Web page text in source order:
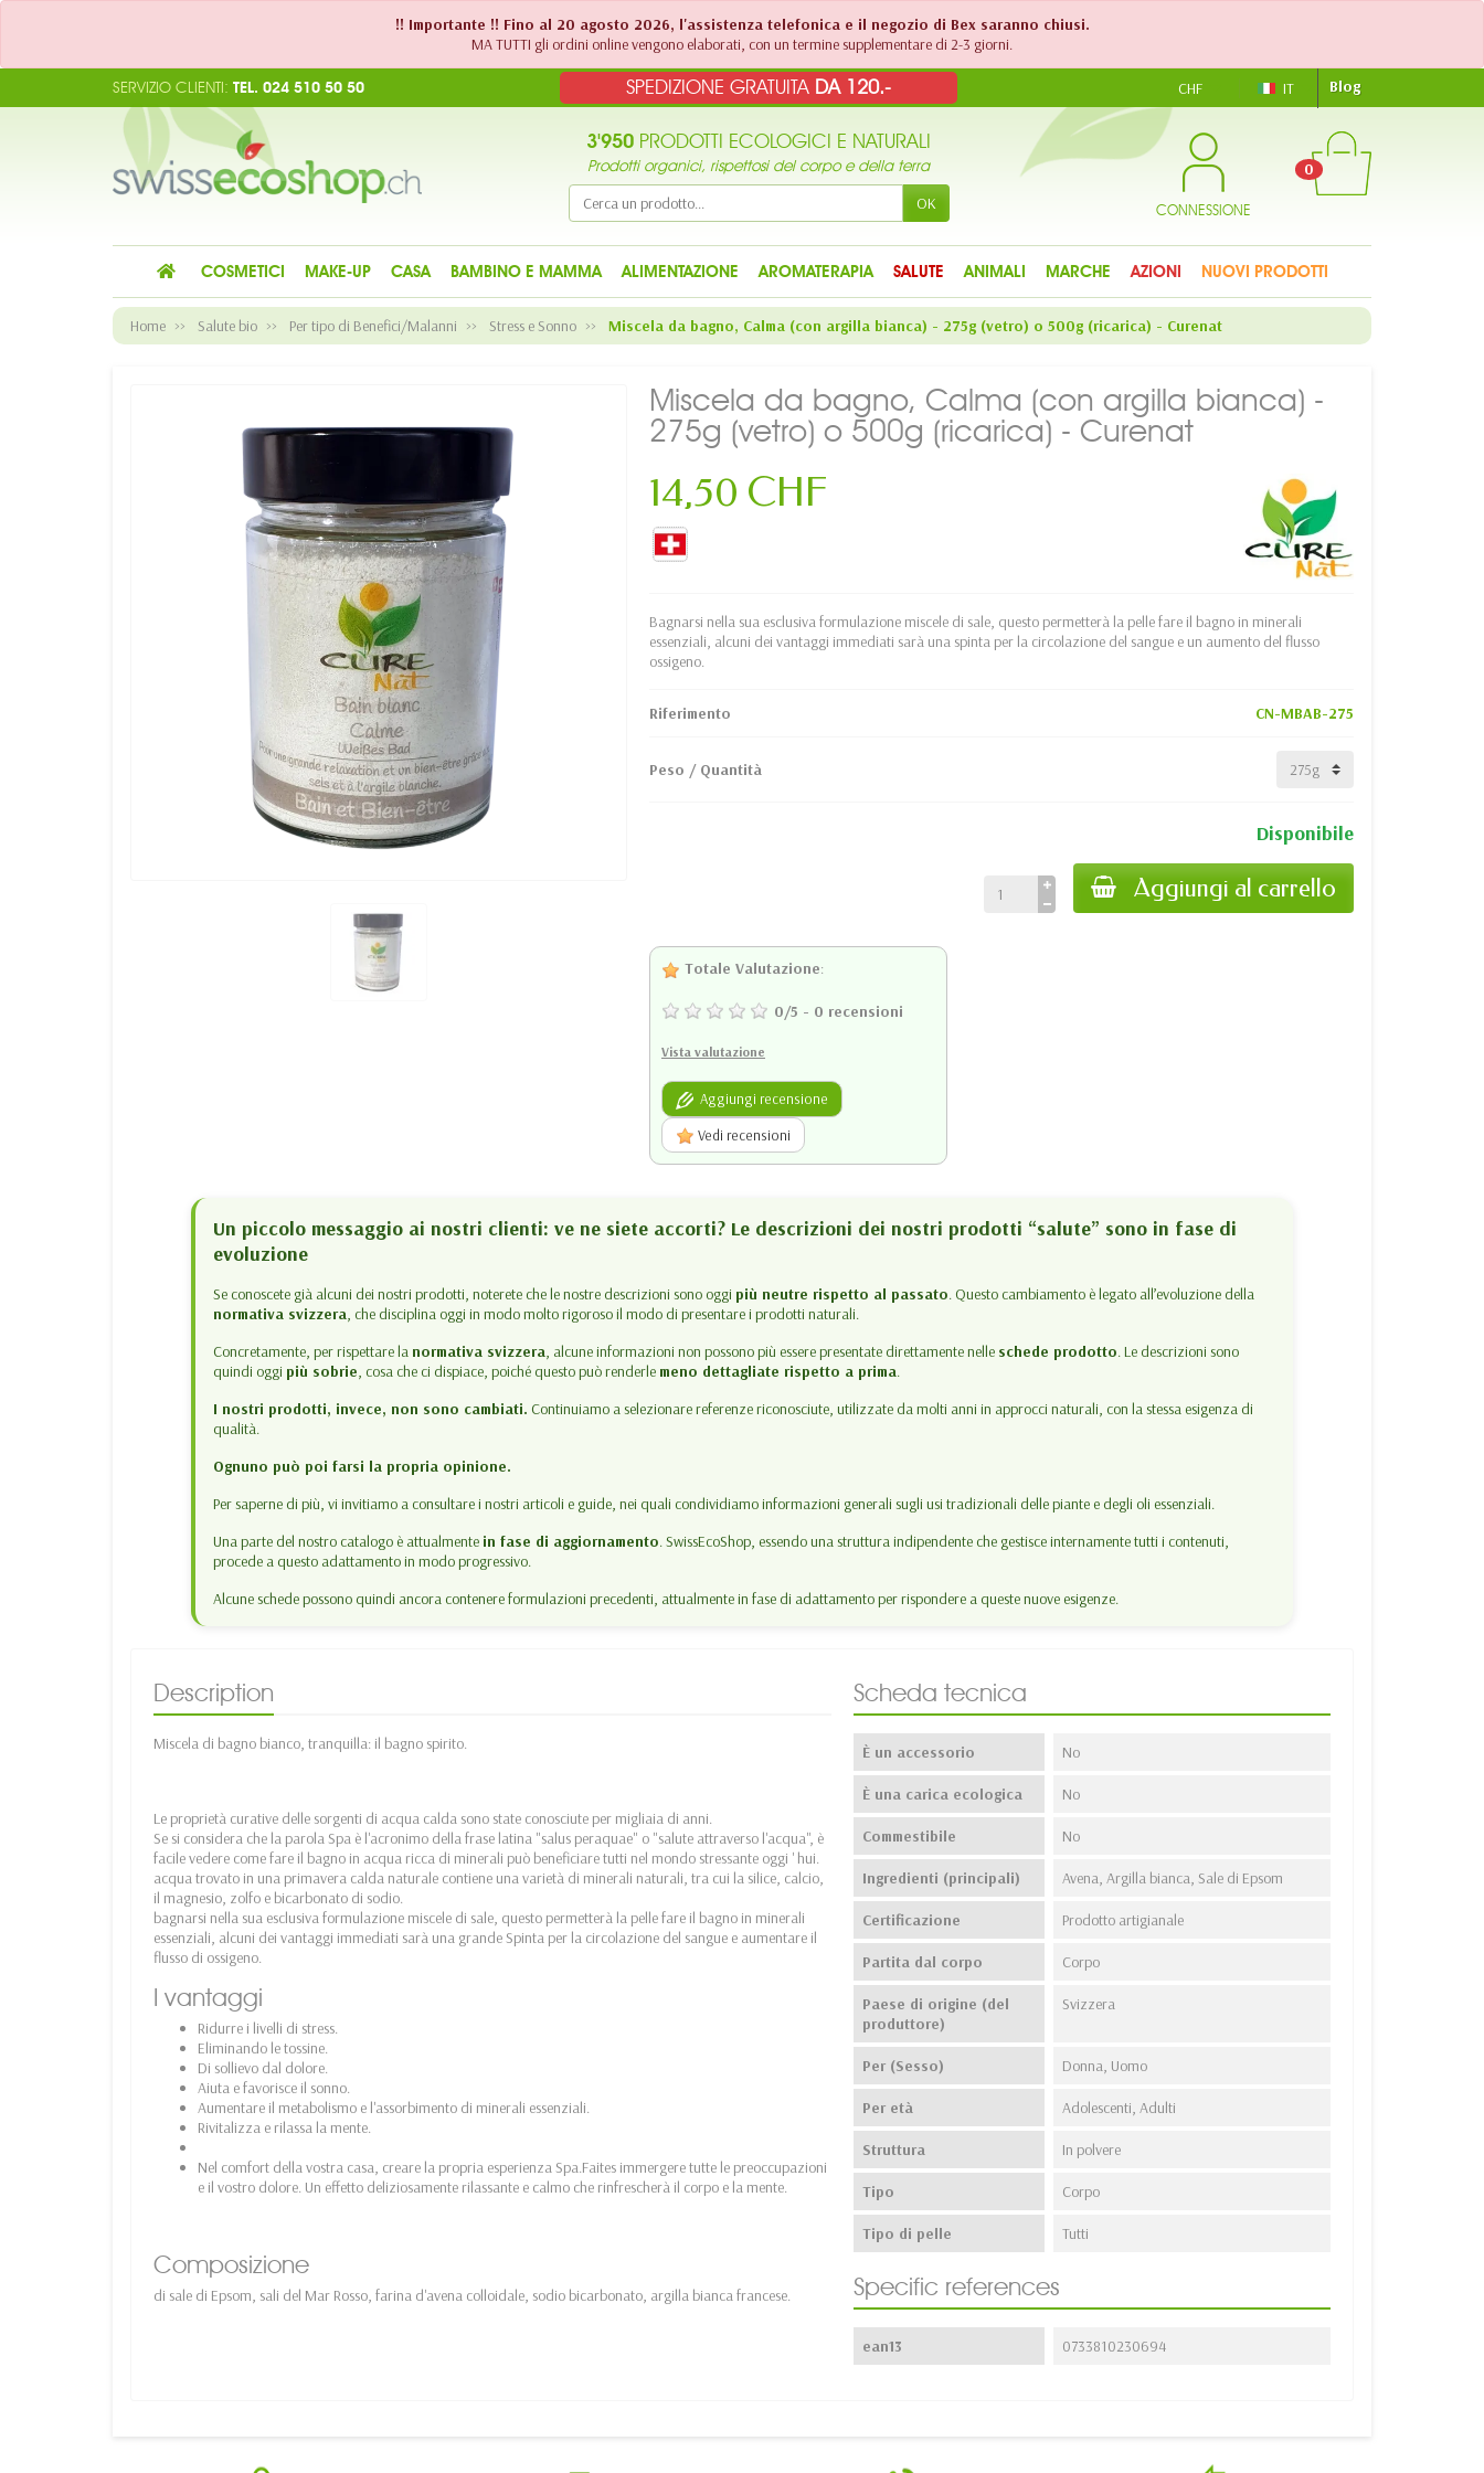
!! Importante !! Fino al 20 agosto 2026, l'assistenza telefonica e il negozio di Bex saranno chiusi.
MA TUTTI gli ordini online vengono elaborati, con un termine supplementare di 2-3 giorni.
SPEDIZIONE GRATUITA DA 120.-
SERVIZIO CLIENTI: TEL. 024 510 50 50 CHF IT Blog
3'950 PRODOTTI ECOLOGICI E NATURALI
Prodotti organici, rispettosi del corpo e della terra
OK CONNESSIONE
0
COSMETICI MAKE-UP CASA BAMBINO E MAMMA ALIMENTAZIONE AROMATERAPIA SALUTE ANIMALI MARCHE AZIONI NUOVI PRODOTTI
Home Salute bio Per tipo di Benefici/Malanni Stress e Sonno Miscela da bagno, Calma (con argilla bianca) - 275g (vetro) o 500g (ricarica) - Curenat
Miscela da bagno, Calma (con argilla bianca) -
275g (vetro) o 500g (ricarica) - Curenat
14,50 CHF
Bagnarsi nella sua esclusiva formulazione miscele di sale, questo permetterà la pelle fare il bagno in minerali
essenziali, alcuni dei vantaggi immediati sarà una spinta per la circolazione del sangue e un aumento del flusso
ossigeno.
Riferimento CN-MBAB-275
Peso / Quantità
Disponibile
Aggiungi al carrello
Totale Valutazione:
0/5 - 0 recensioni
Vista valutazione
Aggiungi recensione
Vedi recensioni
Un piccolo messaggio ai nostri clienti: ve ne siete accorti? Le descrizioni dei nostri prodotti “salute” sono in fase di
evoluzione
Se conoscete già alcuni dei nostri prodotti, noterete che le nostre descrizioni sono oggi più neutre rispetto al passato. Questo cambiamento è legato all’evoluzione della
normativa svizzera, che disciplina oggi in modo molto rigoroso il modo di presentare i prodotti naturali.
Concretamente, per rispettare la normativa svizzera, alcune informazioni non possono più essere presentate direttamente nelle schede prodotto. Le descrizioni sono
quindi oggi più sobrie, cosa che ci dispiace, poiché questo può renderle meno dettagliate rispetto a prima.
I nostri prodotti, invece, non sono cambiati. Continuiamo a selezionare referenze riconosciute, utilizzate da molti anni in approcci naturali, con la stessa esigenza di
qualità.
Ognuno può poi farsi la propria opinione.
Per saperne di più, vi invitiamo a consultare i nostri articoli e guide, nei quali condividiamo informazioni generali sugli usi tradizionali delle piante e degli oli essenziali.
Una parte del nostro catalogo è attualmente in fase di aggiornamento. SwissEcoShop, essendo una struttura indipendente che gestisce internamente tutti i contenuti,
procede a questo adattamento in modo progressivo.
Alcune schede possono quindi ancora contenere formulazioni precedenti, attualmente in fase di adattamento per rispondere a queste nuove esigenze.
Description
Miscela di bagno bianco, tranquilla: il bagno spirito.
Le proprietà curative delle sorgenti di acqua calda sono state conosciute per migliaia di anni.
Se si considera che la parola Spa è l'acronimo della frase latina "salus peraquae" o "salute attraverso l'acqua", è
facile vedere come fare il bagno in acqua ricca di minerali può beneficiare tutti nel mondo stressante oggi ' hui.
acqua trovato in una primavera calda naturale contiene una varietà di minerali naturali, tra cui la silice, calcio,
il magnesio, zolfo e bicarbonato di sodio.
bagnarsi nella sua esclusiva formulazione miscele di sale, questo permetterà la pelle fare il bagno in minerali
essenziali, alcuni dei vantaggi immediati sarà una grande Spinta per la circolazione del sangue e aumentare il
flusso di ossigeno.
I vantaggi
Ridurre i livelli di stress.
Eliminando le tossine.
Di sollievo dal dolore.
Aiuta e favorisce il sonno.
Aumentare il metabolismo e l'assorbimento di minerali essenziali.
Rivitalizza e rilassa la mente.
Nel comfort della vostra casa, creare la propria esperienza Spa.Faites immergere tutte le preoccupazioni
e il vostro dolore. Un effetto deliziosamente rilassante e calmo che rinfrescherà il corpo e la mente.
Composizione
di sale di Epsom, sali del Mar Rosso, farina d'avena colloidale, sodio bicarbonato, argilla bianca francese.
Scheda tecnica
È un accessorio No
È una carica ecologica No
Commestibile No
Ingredienti (principali) Avena, Argilla bianca, Sale di Epsom
Certificazione Prodotto artigianale
Partita dal corpo Corpo
Paese di origine (del
produttore)
Svizzera
Per (Sesso) Donna, Uomo
Per età Adolescenti, Adulti
Struttura In polvere
Tipo Corpo
Tipo di pelle Tutti
Specific references
ean13 0733810230694